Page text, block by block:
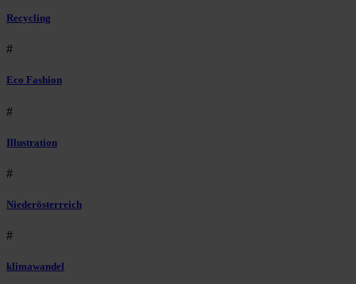
Recycling
#
Eco Fashion
#
Illustration
#
Niederösterreich
#
klimawandel